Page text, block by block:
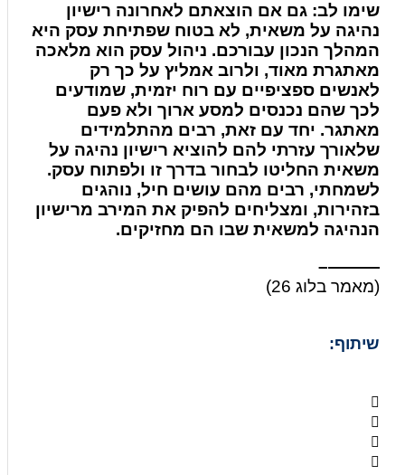
שימו לב: גם אם הוצאתם לאחרונה רישיון
נהיגה על משאית, לא בטוח שפתיחת עסק היא
המהלך הנכון עבורכם. ניהול עסק הוא מלאכה
מאתגרת מאוד, ולרוב אמליץ על כך רק
לאנשים ספציפיים עם רוח יזמית, שמודעים
לכך שהם נכנסים למסע ארוך ולא פעם
מאתגר. יחד עם זאת, רבים מהתלמידים
שלאורך עזרתי להם להוציא רישיון נהיגה על
משאית החליטו לבחור בדרך זו ולפתוח עסק.
לשמחתי, רבים מהם עושים חיל, נוהגים
בזהירות, ומצליחים להפיק את המירב מרישיון
הנהיגה למשאית שבו הם מחזיקים.
———–
(מאמר בלוג 26)
שיתוף: